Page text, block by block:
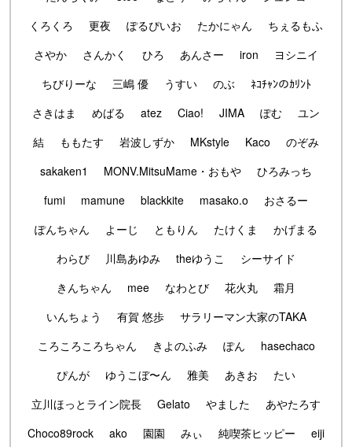
くろくろ
更夜 ぽるぴいお たかにゃん
ちぇるもふ
さやか
さんかく ひろ あんさー iron
ヨシニイ
ちびりーな
三嶋 優 うすい のぶ
ﾈｺﾁｬﾝのｶﾘﾝﾄ
さきはま
めばる atez Ciao! JIMA ぽむ
ユン
結
ももたす 岩波しずか MKstyle Kaco
のぞみ
sakaken1
MONV.MitsuMame・おもや
ひろみっち
fumi
mamune blackkite masako.o
おさるー
ぽんちゃん
よーじ ともりん たけくま
かげまる
わらび
川島あゆみ theゆうこ
シーサイド
きんちゃん
mee なわとび 花火丸
霜月
いんちょう
有賀 悠歩
サラリーマン大家のTAKA
ころころころちゃん
きよのふみ ぽん
hasechaco
ぴんが
ゆうこぼ〜ん 雅美 あきお
たい
立川ほっとライン院長
Gelato やました
あやたろす
Choco89rock
ako 園園 みぃ 純喫茶ヒッピー
eiji